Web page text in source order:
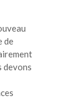
de
devons